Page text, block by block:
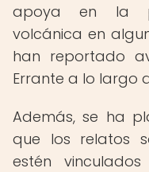
apoya en la
volcánica en
han reportado
Errante a lo largo
Además, se ha
que los relatos
estén